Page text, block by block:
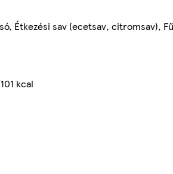
Étkezési sav (ecetsav, citromsav),
kcal